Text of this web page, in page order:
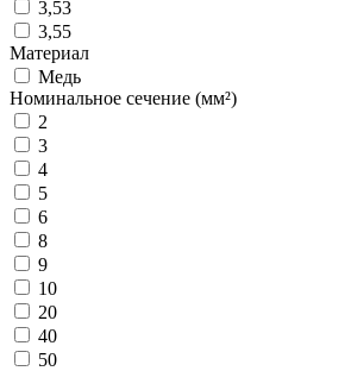
3,53
3,55
Материал
Медь
Номинальное сечение (мм²)
2
3
4
5
6
8
9
10
20
40
50